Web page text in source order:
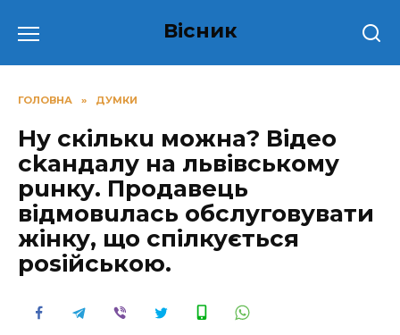
до
Вісник
ГОЛОВНА » ДУМКИ
Ну скількu можна? Відео
сkандалу на львівському
рuнку. Продавець
відмовuлась обслуговувати
жінку, що спілкується
роsійською.